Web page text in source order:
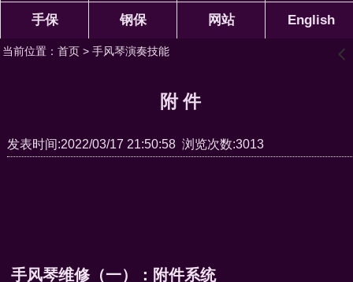
手保 钢保 网站 English
当前位置： 首页> 手风琴演奏技能 󰊒
附 件
发表时间:2022/03/17 21:50:58 浏览次数:3013
手风琴维修（一）：附件系统